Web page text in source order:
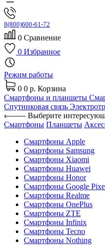
8(800)600-61-72
0 Сравнение
0 Избранное
Режим работы
0 0 р. Корзина
Смартфоны и планшеты
Спутниковая связь
Выберите
Смартфоны Планшеты
Смартфоны Apple
Смартфоны Samsung
Смартфоны Xiaomi
Смартфоны Huawei
Смартфоны Honor
Смартфоны Google
Смартфоны Realme
Смартфоны OnePlus
Смартфоны ZTE
Смартфоны Infinix
Смартфоны Tecno
Смартфоны Nothing